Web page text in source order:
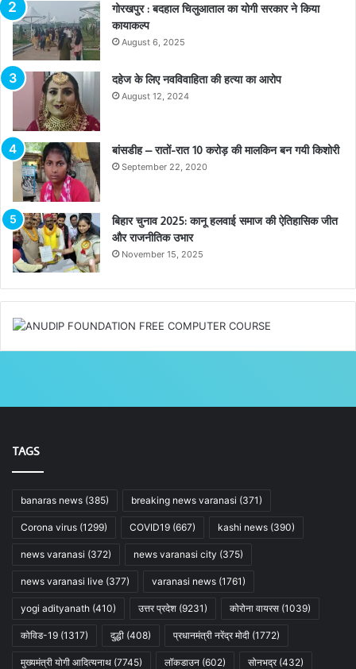
गोरखपुर : बदहाल चिलुआताल का योगी सरकार ने किया
कायाकल्प
August 6, 2025
दहेज के लिए नवविवाहिता की हत्या का आरोप
August 12, 2024
बांसडीह – रातों-रात 10 करोड़ की मालकिन बन गयी किशोरी
September 22, 2020
बिहार चुनाव 2025: कानू हलवाई समाज की ऐतिहासिक जीत
और राजनीतिक उभार
November 15, 2025
TAGS
banaras news (385) breaking news varanasi (371)
Corona virus (1299) COVID19 (667) kashi news (390)
news varanasi (372) news varanasi city (375)
news varanasi live (377) varanasi news (1761)
yogi adityanath (410) उत्तर प्रदेश (9231) कोरोना वायरस (1039)
कोविड-19 (1317) दुद्धी (408) प्रधानमंत्री नरेंद्र मोदी (1772)
मुख्यमंत्री योगी आदित्यनाथ (7745) लॉकडाउन (602) सोनभद्र(432)